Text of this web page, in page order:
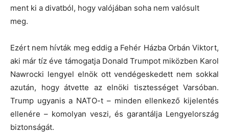
ment ki a divatból, hogy valójában soha nem valósult
meg.
Ezért nem hívták meg eddig a Fehér Házba Orbán Viktort,
aki már tíz éve támogatja Donald Trumpot miközben Karol
Nawrocki lengyel elnök ott vendégeskedett nem sokkal
azután, hogy átvette az elnöki tisztességet Varsóban.
Trump ugyanis a NATO-t – minden ellenkező kijelentés
ellenére – komolyan veszi, és garantálja Lengyelország
biztonságát.